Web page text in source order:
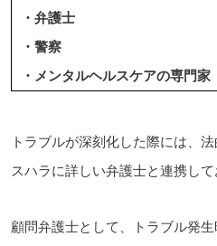
・弁護士
・警察
・メンタルヘルスケアの専門
トラブルが深刻化した際には、
スハラに詳しい弁護士と連携して
顧問弁護士として、トラブル発